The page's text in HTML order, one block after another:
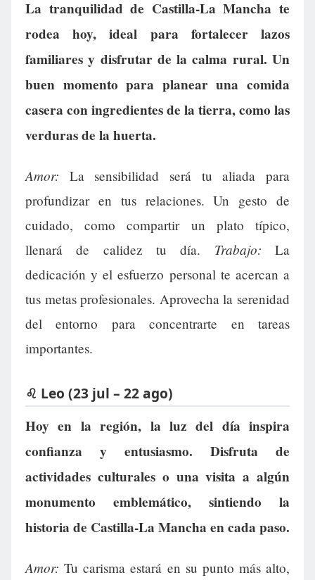
La tranquilidad de Castilla-La Mancha te
rodea hoy, ideal para fortalecer lazos
familiares y disfrutar de la calma rural. Un
buen momento para planear una comida
casera con ingredientes de la tierra, como las
verduras de la huerta.
Amor: La sensibilidad será tu aliada para
profundizar en tus relaciones. Un gesto de
cuidado, como compartir un plato típico,
llenará de calidez tu día. Trabajo: La
dedicación y el esfuerzo personal te acercan a
tus metas profesionales. Aprovecha la serenidad
del entorno para concentrarte en tareas
importantes.
♌ Leo (23 jul – 22 ago)
Hoy en la región, la luz del día inspira
confianza y entusiasmo. Disfruta de
actividades culturales o una visita a algún
monumento emblemático, sintiendo la
historia de Castilla-La Mancha en cada paso.
Amor: Tu carisma estará en su punto más alto,